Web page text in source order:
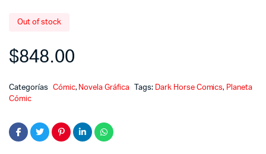
Out of stock
$848.00
Categorías Cómic, Novela Gráfica Tags: Dark Horse Comics, Planeta
Cómic